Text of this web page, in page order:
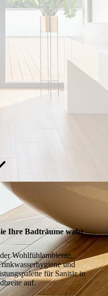
Ihre Badträume wahr
Wohlfühlambiente,
und
für Sanitär in
auf.